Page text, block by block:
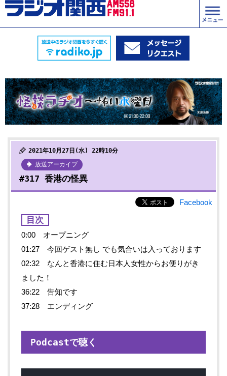
2021年10月27日(水) 22時10分
放送アーカイブ
#317 香港の怪異
Facebook
目次
0:00 オープニング
01:27 今回ゲスト無し でも気合いは入っております
02:32 なんと香港に住む日本人女性からお便りがき
ました！
36:22 告知です
37:28 エンディング
Podcastで聴く